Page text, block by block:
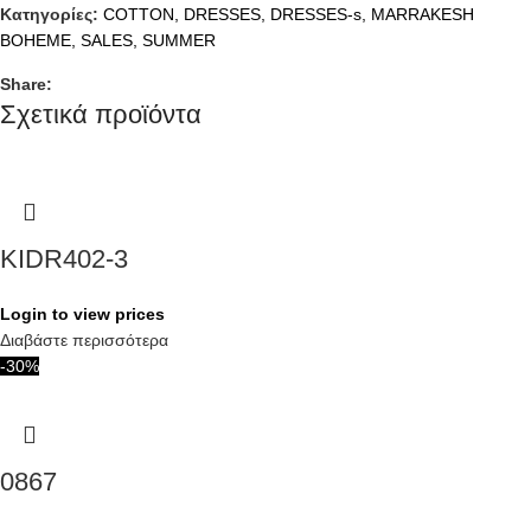
Κατηγορίες: COTTON, DRESSES, DRESSES-s, MARRAKESH
BOHEME, SALES, SUMMER
Share:
Σχετικά προϊόντα
KIDR402-3
Login to view prices
Διαβάστε περισσότερα
-30%
0867